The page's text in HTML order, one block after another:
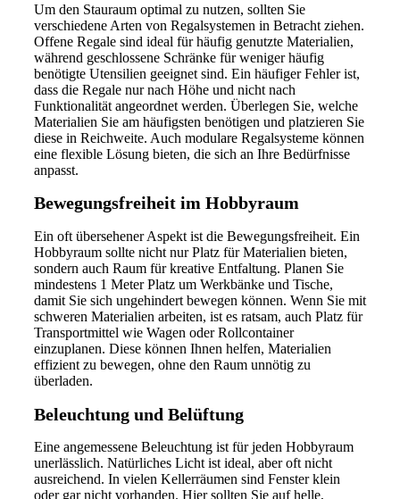
Um den Stauraum optimal zu nutzen, sollten Sie
verschiedene Arten von Regalsystemen in Betracht ziehen.
Offene Regale sind ideal für häufig genutzte Materialien,
während geschlossene Schränke für weniger häufig
benötigte Utensilien geeignet sind. Ein häufiger Fehler ist,
dass die Regale nur nach Höhe und nicht nach
Funktionalität angeordnet werden. Überlegen Sie, welche
Materialien Sie am häufigsten benötigen und platzieren Sie
diese in Reichweite. Auch modulare Regalsysteme können
eine flexible Lösung bieten, die sich an Ihre Bedürfnisse
anpasst.
Bewegungsfreiheit im Hobbyraum
Ein oft übersehener Aspekt ist die Bewegungsfreiheit. Ein
Hobbyraum sollte nicht nur Platz für Materialien bieten,
sondern auch Raum für kreative Entfaltung. Planen Sie
mindestens 1 Meter Platz um Werkbänke und Tische,
damit Sie sich ungehindert bewegen können. Wenn Sie mit
schweren Materialien arbeiten, ist es ratsam, auch Platz für
Transportmittel wie Wagen oder Rollcontainer
einzuplanen. Diese können Ihnen helfen, Materialien
effizient zu bewegen, ohne den Raum unnötig zu
überladen.
Beleuchtung und Belüftung
Eine angemessene Beleuchtung ist für jeden Hobbyraum
unerlässlich. Natürliches Licht ist ideal, aber oft nicht
ausreichend. In vielen Kellerräumen sind Fenster klein
oder gar nicht vorhanden. Hier sollten Sie auf helle,